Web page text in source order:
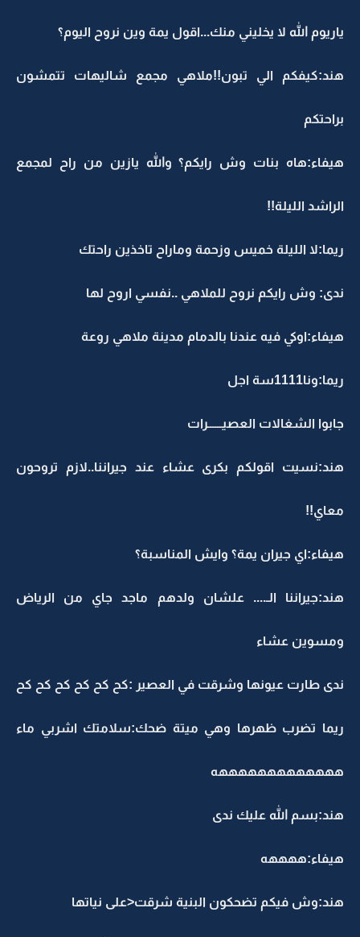
ياريوم الله لا يخليني منك...اقول يمة وين نروح اليوم؟
هند:كيفكم الي تبون!!ملاهي مجمع شاليهات تتمشون
براحتكم
هيفاء:هاه بنات وش رايكم؟ والله يازين من راح لمجمع
الراشد الليلة!!
ريما:لا الليلة خميس وزحمة وماراح تاخذين راحتك
ندى: وش رايكم نروح للملاهي ..نفسي اروح لها
هيفاء:اوكي فيه عندنا بالدمام مدينة ملاهي روعة
ريما:ونا1111سة اجل
جابوا الشغالات العصيــــــرات
هند:نسيت اقولكم بكرى عشاء عند جيراننا..لازم تروحون
معاي!!
هيفاء:اي جيران يمة؟ وايش المناسبة؟
هند:جيراننا الـ.... علشان ولدهم ماجد جاي من الرياض
ومسوين عشاء
ندى طارت عيونها وشرقت في العصير :كح كح كح كح كح كح
ريما تضرب ظهرها وهي ميتة ضحك:سلامتك اشربي ماء
هههههههههههههه
هند:بسم الله عليك ندى
هيفاء:ههههه
هند:وش فيكم تضحكون البنية شرقت<على نياتها